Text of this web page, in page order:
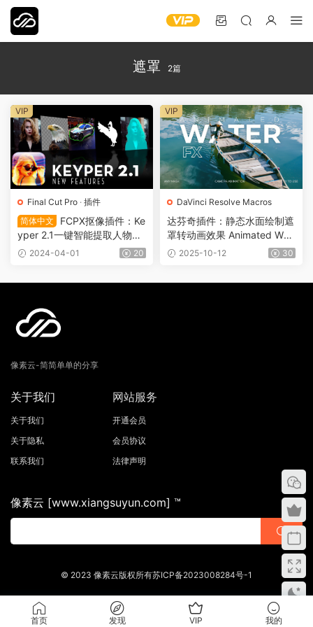
遮罩 2篇
Final Cut Pro · 插件
简体中文
FCPX抠像插件：Ke
yper 2.1一键智能提取人物与
对象背景分离无需绿屏 VFX0
2024-04-01 20
VIP
DaVinci Resolve Macros
达芬奇插件：静态水面绘制遮
罩转动画效果 Animated Wat
er Effect 0750
2025-10-12 30
VIP
像素云-简简单单的分享
关于我们
关于我们
关于隐私
联系我们
网站服务
开通会员
会员协议
法律声明
像素云 [www.xiangsuyun.com] ™
© 2023 像素云版权所有苏ICP备2023008284号-1
首页 发现 VIP 我的